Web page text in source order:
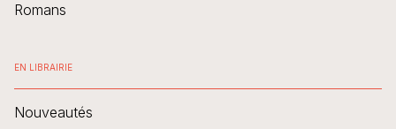
Romans
EN LIBRAIRIE
Nouveautés